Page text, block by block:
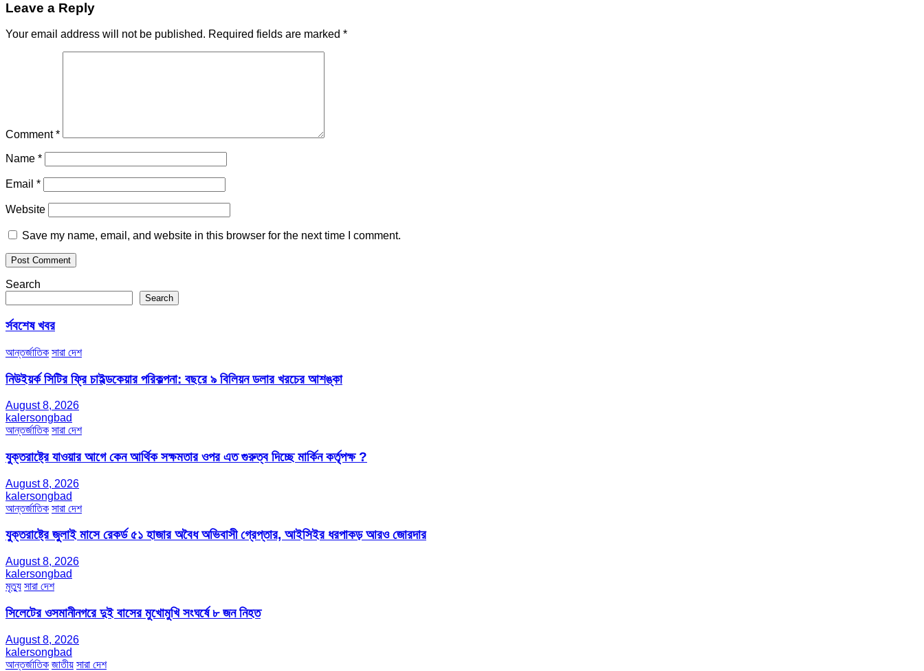
Leave a Reply
Your email address will not be published. Required fields are marked *
Comment*
Name *
Email *
Website
Save my name, email, and website in this browser for the next time I comment.
Search
Search
র্সবশেষ খবর
আন্তর্জাতিক সারা দেশ
নিউইয়র্ক সিটির ফ্রি চাইল্ডকেয়ার পরিকল্পনা: বছরে ৯ বিলিয়ন ডলার খরচের আশঙ্কা
August 8, 2026
kalersongbad
আন্তর্জাতিক সারা দেশ
যুক্তরাষ্ট্রে যাওয়ার আগে কেন আর্থিক সক্ষমতার ওপর এত গুরুত্ব দিচ্ছে মার্কিন কর্তৃপক্ষ ?
August 8, 2026
kalersongbad
আন্তর্জাতিক সারা দেশ
যুক্তরাষ্ট্রে জুলাই মাসে রেকর্ড ৫১ হাজার অবৈধ অভিবাসী গ্রেপ্তার, আইসিইর ধরপাকড় আরও জোরদার
August 8, 2026
kalersongbad
মৃত্যু সারা দেশ
সিলেটের ওসমানীনগরে দুই বাসের মুখোমুখি সংঘর্ষে ৮ জন নিহত
August 8, 2026
kalersongbad
আন্তর্জাতিক জাতীয় সারা দেশ